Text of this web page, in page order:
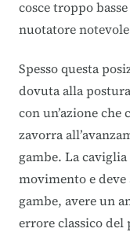
cosce troppo
nuotatore
Spesso questa
dovuta alla
con un’azione
zavorra
gambe. La
movimento e deve
gambe, avere un
errore classico